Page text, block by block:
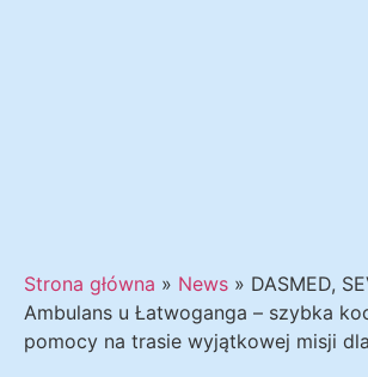
Strona główna » News » DASMED,
Ambulans u Łatwoganga – szybka
pomocy na trasie wyjątkowej misji